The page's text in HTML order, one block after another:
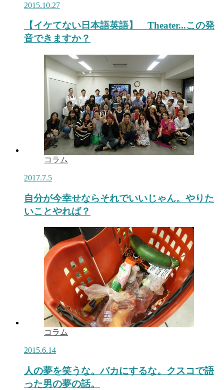
2015.10.27
【イケてない日本語英語】 Theater...この発
音できますか？
コラム
2017.7.5
自分が今幸せならそれでいいじゃん。やりた
いことやれば？
コラム
2015.6.14
人の夢を笑うな。バカにするな。クスコで語
った男の夢の話。